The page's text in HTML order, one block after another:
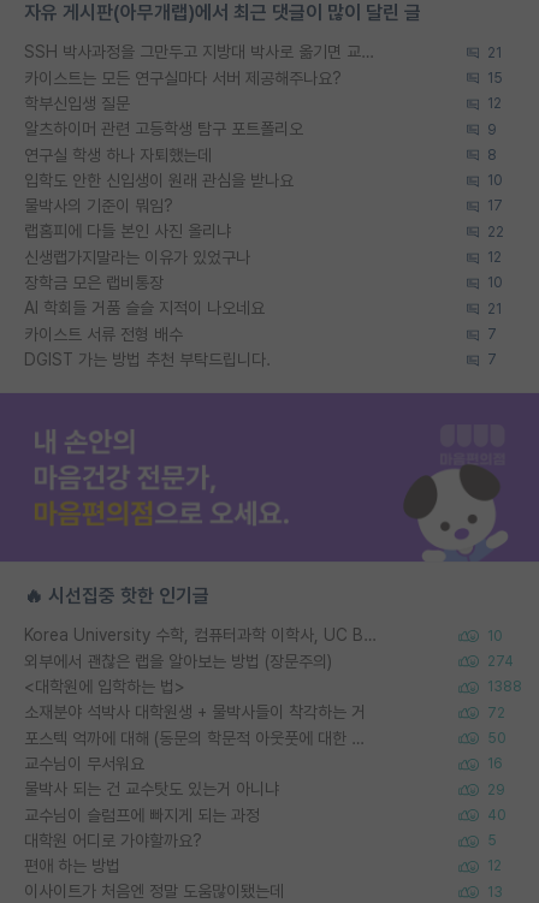
자유 게시판(아무개랩)에서 최근 댓글이 많이 달린 글
SSH 박사과정을 그만두고 지방대 박사로 옮기면 교수의 꿈은 끝일까요? 21
카이스트는 모든 연구실마다 서버 제공해주나요? 15
학부신입생 질문 12
알츠하이머 관련 고등학생 탐구 포트폴리오 9
연구실 학생 하나 자퇴했는데 8
입학도 안한 신입생이 원래 관심을 받나요 10
물박사의 기준이 뭐임? 17
랩홈피에 다들 본인 사진 올리냐 22
신생랩가지말라는 이유가 있었구나 12
장학금 모은 랩비통장 10
AI 학회들 거품 슬슬 지적이 나오네요 21
카이스트 서류 전형 배수 7
DGIST 가는 방법 추천 부탁드립니다. 7
🔥 시선집중 핫한 인기글
Korea University 수학, 컴퓨터과학 이학사, UC Berkeley 산업공학 대학원 공학박사가 되는 것은 쉽지 않겠죠? 10
외부에서 괜찮은 랩을 알아보는 방법 (장문주의) 274
<대학원에 입학하는 법> 1388
소재분야 석박사 대학원생 + 물박사들이 착각하는 거 72
포스텍 억까에 대해 (동문의 학문적 아웃풋에 대한 반박) 50
교수님이 무서워요 16
물박사 되는 건 교수탓도 있는거 아니냐 29
교수님이 슬럼프에 빠지게 되는 과정 40
대학원 어디로 가야할까요? 5
편애 하는 방법 12
이사이트가 처음엔 정말 도움많이됐는데 13